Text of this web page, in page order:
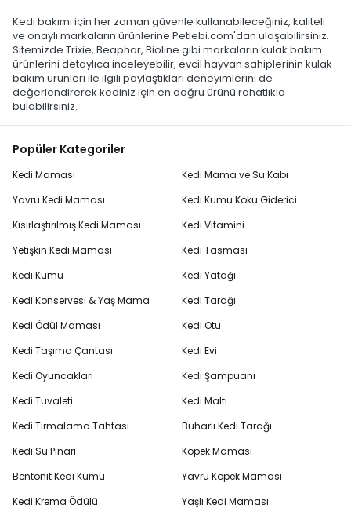
Kedi bakımı için her zaman güvenle kullanabileceğiniz, kaliteli
ve onaylı markaların ürünlerine Petlebi.com'dan ulaşabilirsiniz.
Sitemizde Trixie, Beaphar, Bioline gibi markaların kulak bakım
ürünlerini detaylıca inceleyebilir, evcil hayvan sahiplerinin kulak
bakım ürünleri ile ilgili paylaştıkları deneyimlerini de
değerlendirerek kediniz için en doğru ürünü rahatlıkla
bulabilirsiniz.
Popüler Kategoriler
Kedi Maması
Yavru Kedi Maması
Kısırlaştırılmış Kedi Maması
Yetişkin Kedi Maması
Kedi Kumu
Kedi Konservesi & Yaş Mama
Kedi Ödül Maması
Kedi Taşıma Çantası
Kedi Oyuncakları
Kedi Tuvaleti
Kedi Tırmalama Tahtası
Kedi Su Pınarı
Bentonit Kedi Kumu
Kedi Krema Ödülü
Kedi Mama ve Su Kabı
Kedi Kumu Koku Giderici
Kedi Vitamini
Kedi Tasması
Kedi Yatağı
Kedi Tarağı
Kedi Otu
Kedi Evi
Kedi Şampuanı
Kedi Maltı
Buharlı Kedi Tarağı
Köpek Maması
Yavru Köpek Maması
Yaşlı Kedi Maması